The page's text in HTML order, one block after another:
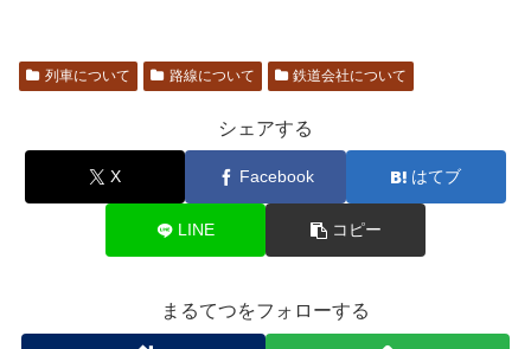
列車について 路線について 鉄道会社について
シェアする
X Facebook はてブ
LINE コピー
まるてつをフォローする